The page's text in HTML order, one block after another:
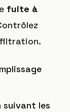
fuite à
filtration.
suivant les